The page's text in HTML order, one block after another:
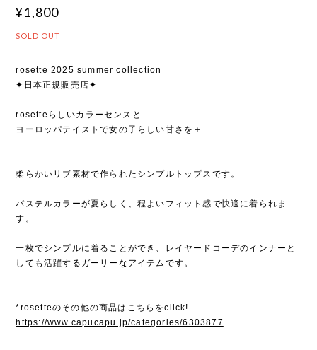
¥1,800
SOLD OUT
rosette 2025 summer collection
✦日本正規販売店✦
rosetteらしいカラーセンスと
ヨーロッパテイストで女の子らしい甘さを＋
柔らかいリブ素材で作られたシンプルトップスです。
パステルカラーが夏らしく、程よいフィット感で快適に着られま
す。
一枚でシンプルに着ることができ、レイヤードコーデのインナーと
しても活躍するガーリーなアイテムです。
*rosetteのその他の商品はこちらをclick!
https://www.capucapu.jp/categories/6303877